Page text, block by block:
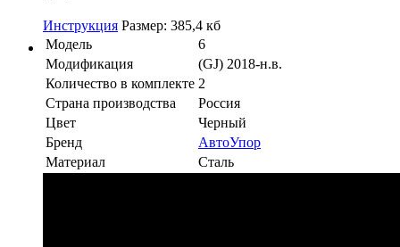
Инструкция Размер: 385,4 кб
Модель
6
Модификация
(GJ) 2018-н.в.
Количество в комплекте 2
Страна производства
Россия
Цвет
Черный
Бренд
АвтоУпор
Материал
Сталь